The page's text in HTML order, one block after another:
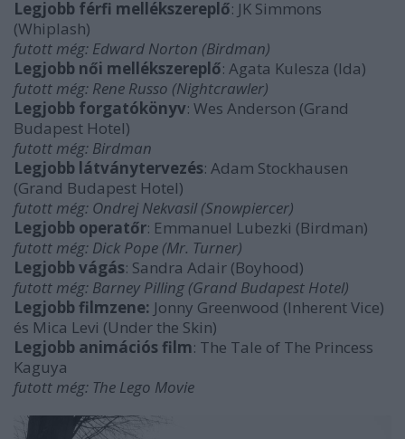
Legjobb férfi mellékszereplő: JK Simmons
(Whiplash)
futott még: Edward Norton (Birdman)
Legjobb női mellékszereplő: Agata Kulesza (Ida)
futott még: Rene Russo (Nightcrawler)
Legjobb forgatókönyv: Wes Anderson (Grand
Budapest Hotel)
futott még: Birdman
Legjobb látványtervezés: Adam Stockhausen
(Grand Budapest Hotel)
futott még: Ondrej Nekvasil (Snowpiercer)
Legjobb operatőr: Emmanuel Lubezki (Birdman)
futott még: Dick Pope (Mr. Turner)
Legjobb vágás: Sandra Adair (Boyhood)
futott még: Barney Pilling (Grand Budapest Hotel)
Legjobb filmzene: Jonny Greenwood (Inherent Vice)
és Mica Levi (Under the Skin)
Legjobb animációs film: The Tale of The Princess
Kaguya
futott még: The Lego Movie